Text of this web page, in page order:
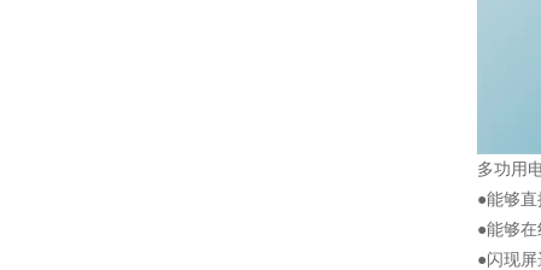
多功用
●能够
●能够
●闪现